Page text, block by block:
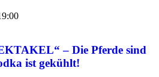
– Die Pferde sind
ist gekühlt!